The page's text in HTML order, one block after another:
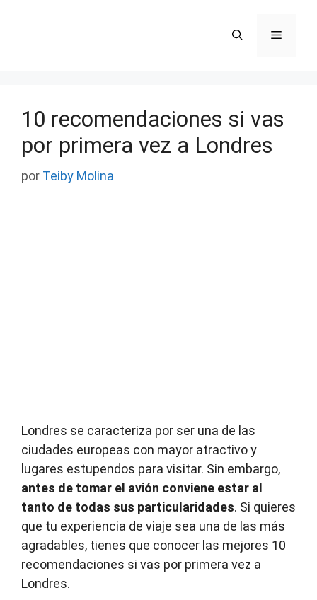
Menú
10 recomendaciones si vas
por primera vez a Londres
por Teiby Molina
Londres se caracteriza por ser una de las
ciudades europeas con mayor atractivo y
lugares estupendos para visitar. Sin embargo,
antes de tomar el avión conviene estar al
tanto de todas sus particularidades. Si quieres
que tu experiencia de viaje sea una de las más
agradables, tienes que conocer las mejores 10
recomendaciones si vas por primera vez a
Londres.